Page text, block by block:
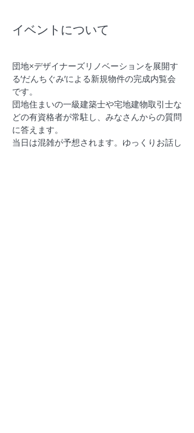
イベントについて
団地×デザイナーズリノベーションを展開す
る’だんちぐみ’による新規物件の完成内覧会
です。
団地住まいの一級建築士や宅地建物取引士な
どの有資格者が常駐し、みなさんからの質問
に答えます。
当日は混雑が予想されます。ゆっくりお話し